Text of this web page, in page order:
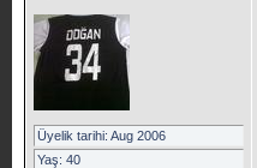
Üyelik tarihi: Aug 2006
Yaş: 40